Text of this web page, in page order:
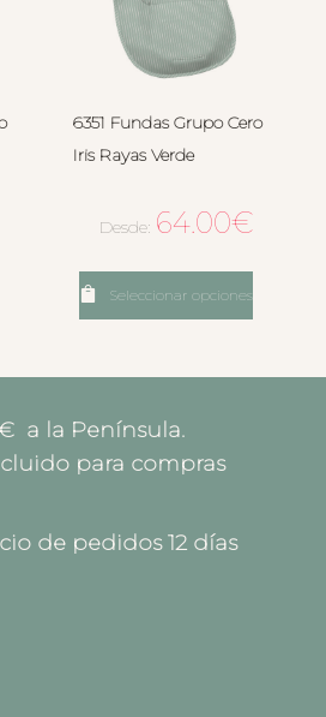
6351 Fundas Grupo Cero
Iris Rayas Verde
Desde: 64.00€
Seleccionar opciones
a la Península.
para compras
de pedidos 12 días